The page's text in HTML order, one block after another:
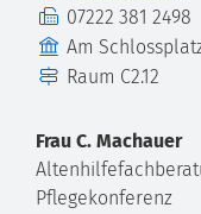
Fax 07222 381 2498
Gebäude
Am
Raum C2.12
Frau C. Machauer
Pflegekonferenz